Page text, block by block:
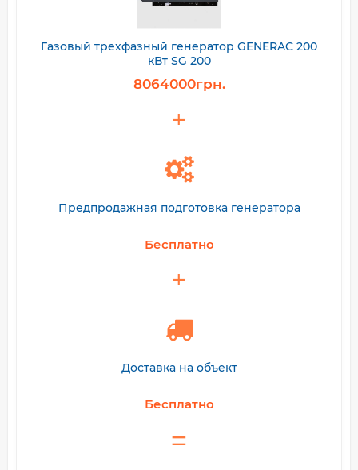
Газовый трехфазный генератор GENERAC 200
кВт SG 200
8064000грн.
Предпродажная подготовка генератора
Бесплатно
Доставка на объект
Бесплатно